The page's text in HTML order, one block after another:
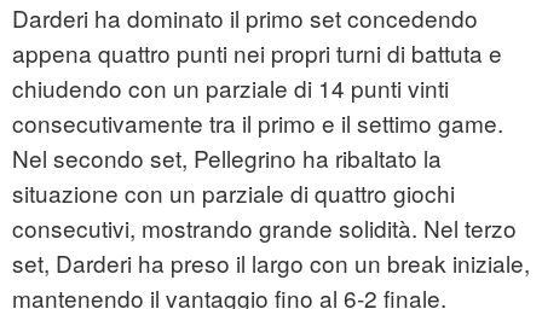
Darderi ha dominato il primo set concedendo
appena quattro punti nei propri turni di battuta e
chiudendo con un parziale di 14 punti vinti
consecutivamente tra il primo e il settimo game.
Nel secondo set, Pellegrino ha ribaltato la
situazione con un parziale di quattro giochi
consecutivi, mostrando grande solidità. Nel terzo
set, Darderi ha preso il largo con un break iniziale,
mantenendo il vantaggio fino al 6‑2 finale.